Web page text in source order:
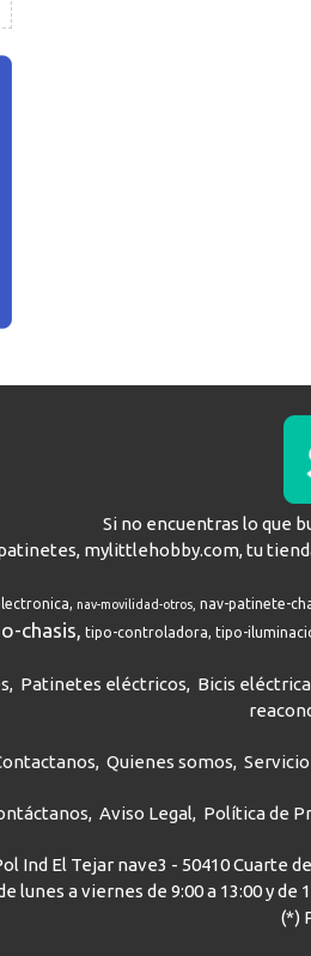
Si no encuentras lo que
mylittlehobby.com, tu
nav-movilidad-otros nav-patinete-
chasis tipo-controladora tipo-
Patinetes eléctricos Bicis
Quienes somos
Aviso Legal Política de
Ind El Tejar nave3 - 50410 Cuarte
lunes a viernes de 9:00 a 13:00 y de
(*)